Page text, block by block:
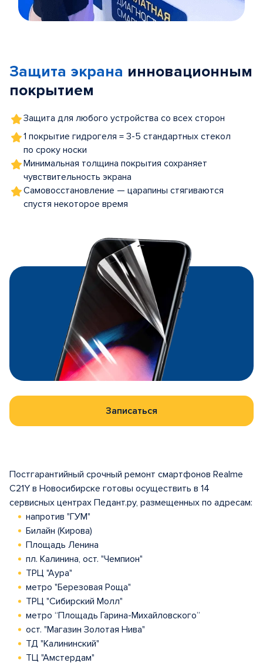
5
Защита экрана инновационным
покрытием
Защита для любого устройства со всех сторон
1 покрытие гидрогеля = 3-5 стандартных стекол
по сроку носки
Минимальная толщина покрытия сохраняет
чувствительность экрана
Самовосстановление — царапины стягиваются
спустя некоторое время
Записаться
Постгарантийный срочный ремонт смартфонов Realme
C21Y в Новосибирске готовы осуществить в 14
сервисных центрах Педант.ру, размещенных по адресам:
напротив "ГУМ"
Билайн (Кирова)
Площадь Ленина
пл. Калинина, ост. "Чемпион"
ТРЦ "Аура"
метро "Березовая Роща"
ТРЦ "Сибирский Молл"
метро “Площадь Гарина-Михайловского”
ост. "Магазин Золотая Нива"
ТД "Калининский"
ТЦ "Амстердам"